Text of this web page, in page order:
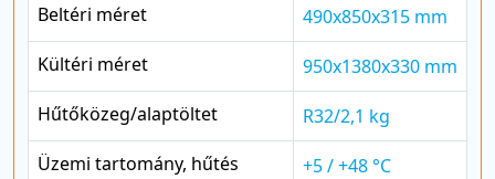
Beltéri méret
490x850x315 mm
Kültéri méret
950x1380x330 mm
Hűtőközeg/alaptöltet
R32/2,1 kg
Üzemi tartomány, hűtés
+5 / +48 °C